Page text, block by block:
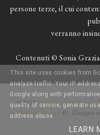
persone terze, il cui
verranno
Contenuti © Sonia
© 2017Il Salotto del Gatto
SophistiCATed © . Disegno
This site uses cookies from
analyze traffic. Your IP
Google along with
quality of service, generate
address abuse.
LEARN